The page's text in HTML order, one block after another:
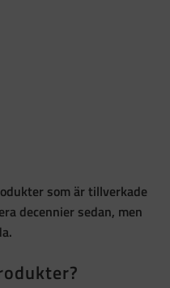
som ärtillverkade
decennier sedan, men
.